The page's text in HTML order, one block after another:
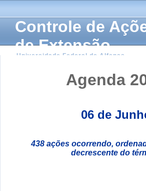
Controle de
de Extensão
Universidade Federal de Alfenas
Agenda
06 de
438 ações ocorrendo,
decrescente do